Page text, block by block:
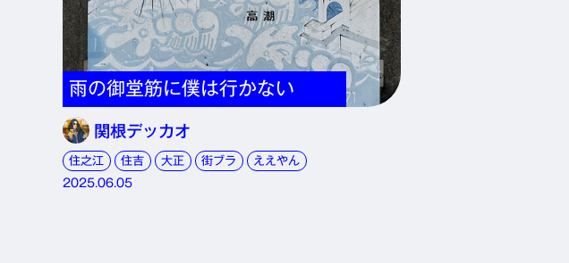
雨の御堂筋に僕は行かない
関根デッカオ
住之江 住吉 大正 街ブラ
ええやん
2025.06.05